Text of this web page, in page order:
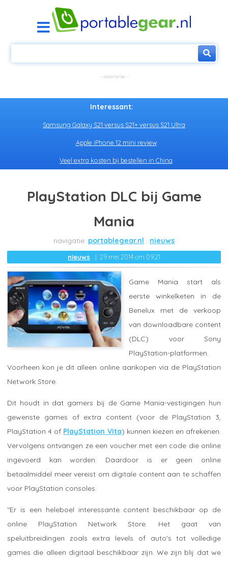
Interessant:
Samsung Galaxy S21 versus S21+ versus S21 Ultra
Apple iPhone 12 mini review
Veel extra kosten bij bestellen in China
PlayStation DLC bij Game
Mania
portablegear.nl nieuws
nieuws 29 mei 2014 om 09:21
Game Mania start als
eerste winkelketen in de
Benelux met de verkoop
van downloadbare content
(DLC) voor Sony
PlayStation-platformen.
Voorheen kon je dit alleen online aankopen via de PlayStation
Network Store.
Dit houdt in dat gamers bij de Game Mania-vestigingen hun
gewenste games of extra content (voor de PlayStation 3,
PlayStation 4 of PlayStation Vita) kunnen kiezen en afrekenen.
Vervolgens ontvangen ze een voucher met een code die online
ingevoerd kan worden. Daardoor is er geen online
betaalmiddel meer vereist om digitale content aan te schaffen
voor PlayStation consoles.
"Er is een heleboel interessante content beschikbaar op de
online PlayStation Network Store. Het gaat van
speluitbreidingen zoals extra levels of auto's tot volledige
games die alleen digitaal beschikbaar zijn. We zijn blij dat we